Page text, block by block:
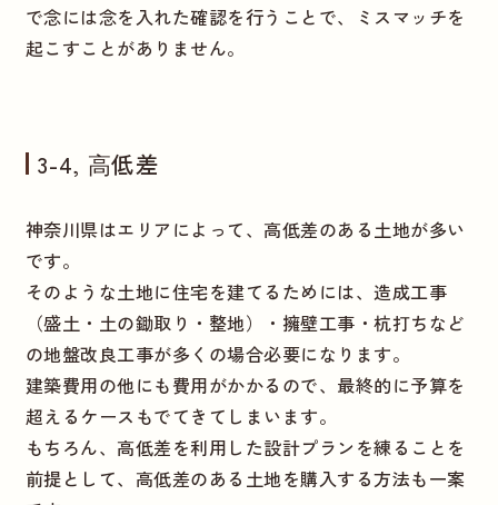
で念には念を入れた確認を行うことで、ミスマッチを
起こすことがありません。
3-4, ⾼低差
神奈川県はエリアによって、高低差のある土地が多い
です。
そのような土地に住宅を建てるためには、造成工事
（盛土・土の鋤取り・整地）・擁壁工事・杭打ちなど
の地盤改良工事が多くの場合必要になります。
建築費用の他にも費用がかかるので、最終的に予算を
超えるケースもでてきてしまいます。
もちろん、高低差を利用した設計プランを練ることを
前提として、高低差のある土地を購入する方法も一案